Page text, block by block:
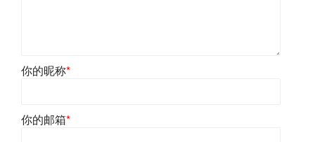
你的昵称*
你的邮箱*